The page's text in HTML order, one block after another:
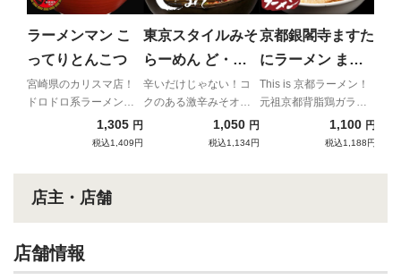
ラーメンマン こ
ってりとんこつ
宮崎県のカリスマ店！
ドロドロ系ラーメンの
1,305 円
税込1,409円
東京スタイルみそ
らーめん ど・み
そ みそオロチョ
ンらーめん
辛いだけじゃない！コ
クのある激辛みそオロ
チョンラーメン1,050 円
税込1,134円
京都銀閣寺ますた
にラーメン ます
たにラーメン（大
盛り・チャーシュ
This is 京都ラーメン！
元祖京都背脂鶏ガラ醬
1,100 円
税込1,188円
店主・店舗
店舗情報